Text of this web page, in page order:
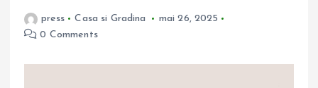
press Casa si Gradina
mai 26, 2025
0 Comments